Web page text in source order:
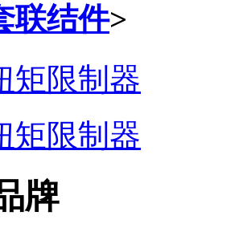
联结件>
矩限制器
矩限制器
牌